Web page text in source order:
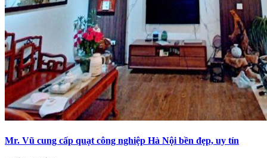
Mr. Vũ cung cấp quạt công nghiệp Hà Nội bền đẹp, uy tín